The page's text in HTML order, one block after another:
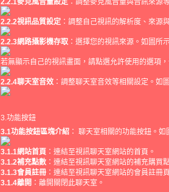
2.2.1麥克風音量設定 ：調整麥克風音量與音訊來源
2.2.2視訊品質設定 ：調整自己視訊的解析度、來源
2.2.3網路攝影機存取 ：選擇您的視訊來源。如圖所示
若無顯示自己的視訊畫面，請點選允許使用的選項
2.2.4聊天室音效 ：調整聊天室音效等相關設定。如
3.功能按鈕
3.1功能按鈕區塊介紹 ： 聊天室相關的功能按鈕。如
3.1.1網站首頁 ：連結至視訊聊天室網站的首頁。
3.1.2補充點數 ：連結至視訊聊天室網站的補充購買
3.1.3會員註冊 ：連結至視訊聊天室網站的會員註冊
3.1.4離開 ：離開關閉此聊天室。